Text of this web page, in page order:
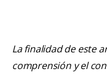
La finalidad de este
comprensión y el